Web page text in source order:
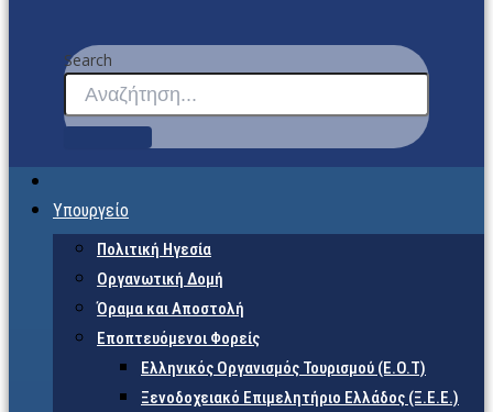
Search
Υπουργείο
Πολιτική Ηγεσία
Οργανωτική Δομή
Όραμα και Αποστολή
Εποπτευόμενοι Φορείς
Eλληνικός Οργανισμός Τουρισμού (Ε.Ο.Τ)
Ξενοδοχειακό Επιμελητήριο Ελλάδος (Ξ.Ε.Ε.)